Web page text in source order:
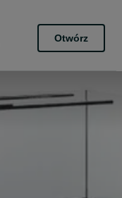
Otwórz